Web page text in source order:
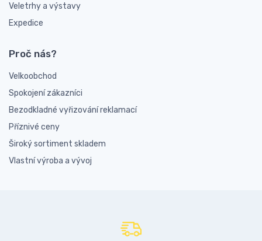
Veletrhy a výstavy
Expedice
Proč nás?
Velkoobchod
Spokojení zákazníci
Bezodkladné vyřizování reklamací
Příznivé ceny
Široký sortiment skladem
Vlastní výroba a vývoj